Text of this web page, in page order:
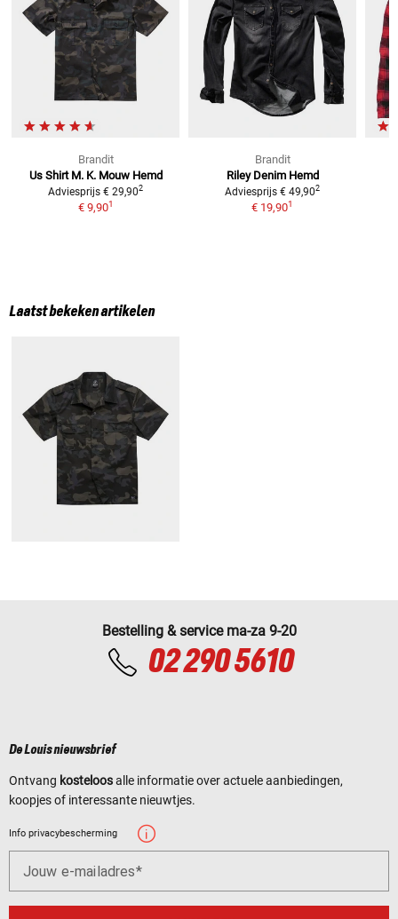
Brandit
Us Shirt M. K. Mouw Hemd
Adviesprijs € 29,902
€ 9,901
Brandit
Riley Denim Hemd
Adviesprijs € 49,902
€ 19,901
Laatst bekeken artikelen
Bestelling & service ma-za 9-20
02 290 5610
De Louis nieuwsbrief
Ontvang kosteloosalle informatie over actuele aanbiedingen,
koopjes of interessante nieuwtjes.
Info privacybescherming
Jouw e-mailadres